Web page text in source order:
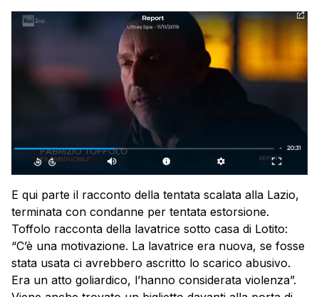
E qui parte il racconto della tentata scalata alla Lazio,
terminata con condanne per tentata estorsione.
Toffolo racconta della lavatrice sotto casa di Lotito:
“C’è una motivazione. La lavatrice era nuova, se fosse
stata usata ci avrebbero ascritto lo scarico abusivo.
Era un atto goliardico, l’hanno considerata violenza”.